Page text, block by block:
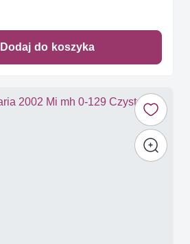
Dodaj do koszyka